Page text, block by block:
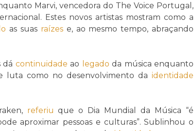
Marvi, vencedora do The Voice Portugal,
Estes novos artistas mostram como a
as suas raízese, ao mesmo tempo, abraçando
dá continuidade ao legado da música enquanto
luta como no desenvolvimento da identidade
referiu que o Dia Mundial da Música “é
aproximar pessoas e culturas”. Sublinhou o